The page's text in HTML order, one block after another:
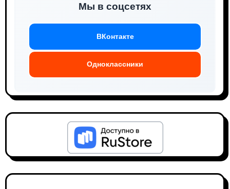
Мы в соцсетях
ВКонтакте
Одноклассники